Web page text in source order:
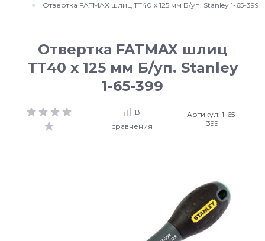
Отвертка FATMAX шлиц ТТ40 х 125 мм Б/уп. Stanley 1-65-399
Отвертка FATMAX шлиц
ТТ40 х 125 мм Б/уп. Stanley
1-65-399
В
сравнения
Артикул:1-65-
399